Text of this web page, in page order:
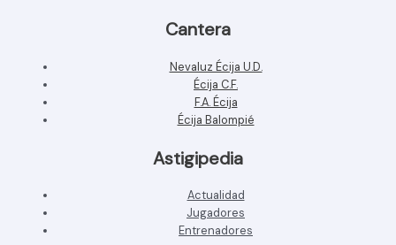
Cantera
Nevaluz Écija U.D.
Écija C.F.
F.A. Écija
Écija Balompié
Astigipedia
Actualidad
Jugadores
Entrenadores